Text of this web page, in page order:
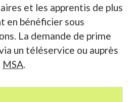
et les apprentis de plus
en bénéficier sous
La demande de prime
un téléservice ou auprès
MSA.